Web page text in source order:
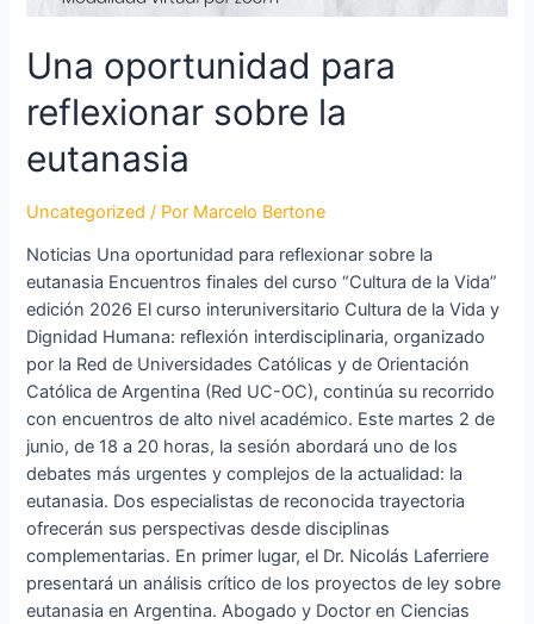
Una oportunidad para
reflexionar sobre la
eutanasia
Uncategorized / Por Marcelo Bertone
Noticias Una oportunidad para reflexionar sobre la
eutanasia Encuentros finales del curso “Cultura de la Vida”
edición 2026 El curso interuniversitario Cultura de la Vida y
Dignidad Humana: reflexión interdisciplinaria, organizado
por la Red de Universidades Católicas y de Orientación
Católica de Argentina (Red UC-OC), continúa su recorrido
con encuentros de alto nivel académico. Este martes 2 de
junio, de 18 a 20 horas, la sesión abordará uno de los
debates más urgentes y complejos de la actualidad: la
eutanasia. Dos especialistas de reconocida trayectoria
ofrecerán sus perspectivas desde disciplinas
complementarias. En primer lugar, el Dr. Nicolás Laferriere
presentará un análisis crítico de los proyectos de ley sobre
eutanasia en Argentina. Abogado y Doctor en Ciencias